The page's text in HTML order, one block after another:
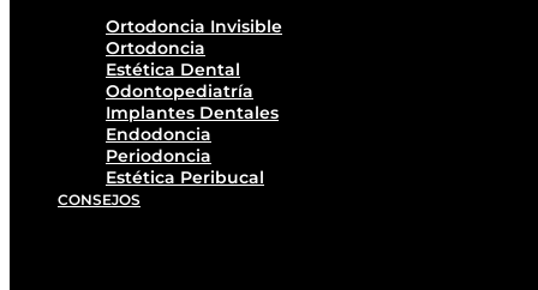
Ortodoncia Invisible
Ortodoncia
Estética Dental
Odontopediatría
Implantes Dentales
Endodoncia
Periodoncia
Estética Peribucal
CONSEJOS